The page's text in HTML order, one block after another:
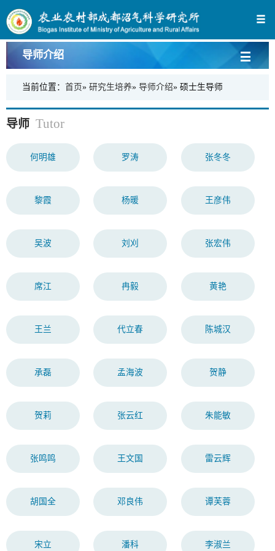
导师介绍
当前位置： 首页» 研究生培养» 导师介绍» 硕士生导师
导师 Tutor
何明雄 罗涛 张冬冬
黎霞 杨暖 王彦伟
吴波 刘刈 张宏伟
席江 冉毅 黄艳
王兰 代立春 陈城汉
承磊 孟海波 贺静
贺莉 张云红 朱能敏
张鸣鸣 王文国 雷云辉
胡国全 邓良伟 谭芙蓉
宋立 潘科 李淑兰